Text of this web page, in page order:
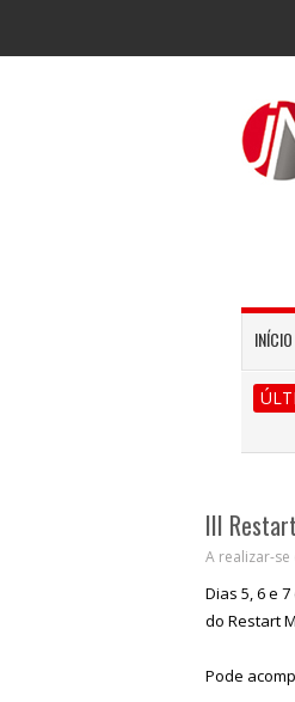
INÍCIO
III
A realizar-se
Dias 5, 6 e
do Restart
Pode